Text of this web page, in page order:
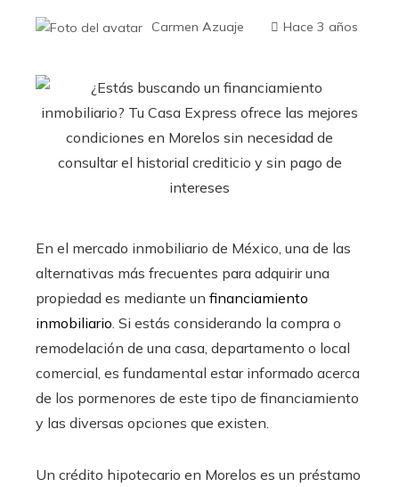
Carmen Azuaje Hace 3 años
En el mercado inmobiliario de México, una de las
alternativas más frecuentes para adquirir una
propiedad es mediante un financiamiento
inmobiliario . Si estás considerando la compra o
remodelación de una casa, departamento o local
comercial, es fundamental estar informado acerca
de los pormenores de este tipo de financiamiento
y las diversas opciones que existen.
Un crédito hipotecario en Morelos es un préstamo